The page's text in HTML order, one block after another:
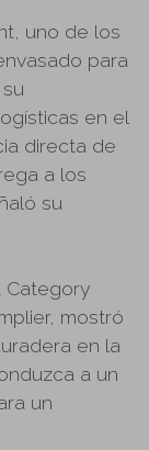
uno de los
para
en el
directa de
a los
su
Category
mostró
en la
a un
un